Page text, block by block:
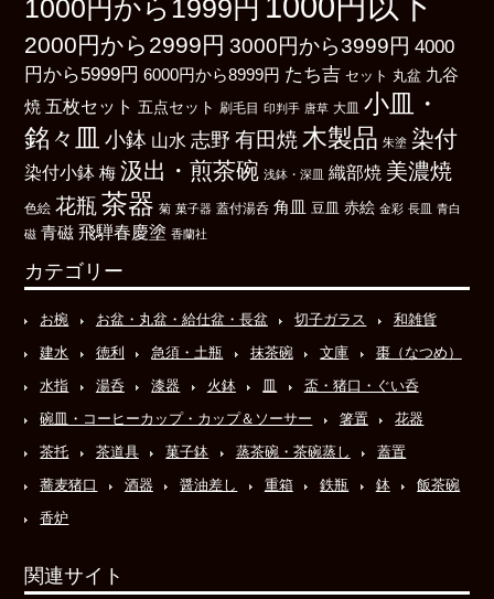
1000円から1999円
2000円から2999円 3000円から3999円 4000
円から5999円 6000円から8999円 たち吉 セット 丸盆 九谷
焼 五枚セット 五点セット 刷毛目 印判手 唐草 大皿 小皿・
銘々皿 小鉢 山水 志野 有田焼 木製品 朱塗 染付
染付小鉢 梅 汲出・煎茶碗 浅鉢・深皿 織部焼 美濃焼
色絵 花瓶 茶器 菊 菓子器 蓋付湯呑 角皿 豆皿 赤絵 金彩 長皿 青白
磁 青磁 飛騨春慶塗 香蘭社
カテゴリー
お椀 お盆・丸盆・給仕盆・長盆 切子ガラス
和雑貨
建水
徳利 急須・土瓶 抹茶碗 文庫
棗（なつめ）
水指
湯呑 漆器 火鉢 皿
盃・猪口・ぐい呑
碗皿・コーヒーカップ・カップ＆ソーサー
箸置
花器
茶托
茶道具 菓子鉢 蒸茶碗・茶碗蒸し
蓋置
蕎麦猪口
酒器 醤油差し 重箱 鉄瓶 鉢
飯茶碗
香炉
関連サイト